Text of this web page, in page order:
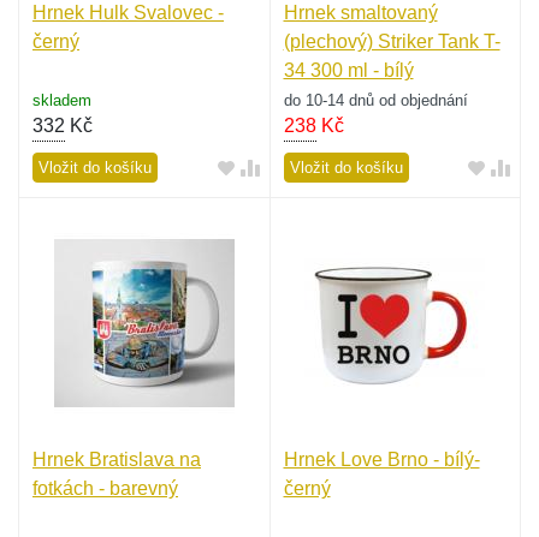
Hrnek Hulk Svalovec -
černý
skladem
332 Kč
Vložit do košíku
Hrnek smaltovaný
(plechový) Striker Tank T-
34 300 ml - bílý
do 10-14 dnů od objednání
238Kč
Vložit do košíku
Hrnek Bratislava na
fotkách - barevný
Hrnek Love Brno - bílý-
černý